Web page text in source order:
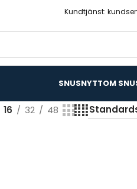
Kundtjänst:
SNUSNYTTOM
16 32 48